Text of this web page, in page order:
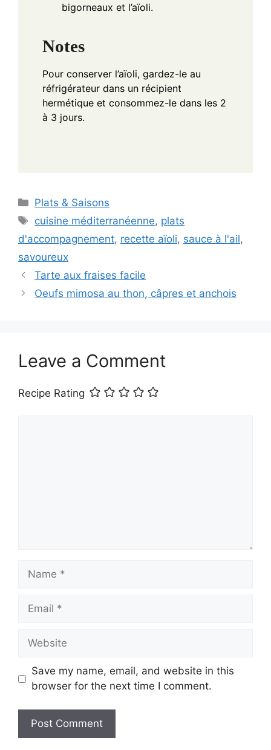
bigorneaux et l’aïoli.
Notes
Pour conserver l’aïoli, gardez-le au
réfrigérateur dans un récipient
hermétique et consommez-le dans les 2
à 3 jours.
Categories
Plats & Saisons
Tags
cuisine méditerranéenne, plats
d'accompagnement, recette aïoli, sauce à l'ail,
savoureux
Tarte aux fraises facile
Oeufs mimosa au thon, câpres et anchois
Leave a Comment
Recipe Rating
Name
Email
Website
Save my name, email, and website in this
browser for the next time I comment.